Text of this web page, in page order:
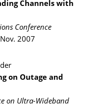
Channels with
Conference
Nov. 2007
on Outage and
on Ultra-Wideband